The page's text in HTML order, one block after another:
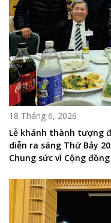
18 Tháng 6, 2026
Lễ khánh thành tượng
diễn ra sáng Thứ Bảy
Chung sức vì Cộng